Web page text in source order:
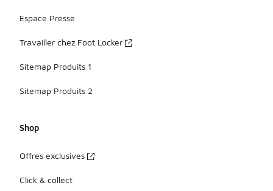
Espace Presse
Travailler chez Foot Locker
Sitemap Produits 1
Sitemap Produits 2
Shop
Offres exclusives
Click & collect